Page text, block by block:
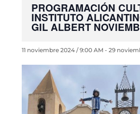
PROGRAMACIÓN
INSTITUTO
GIL ALBERT
11 noviembre 2024 / 9:00 AM- 29